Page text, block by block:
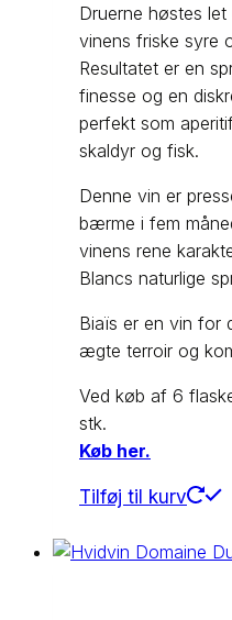
Druerne høstes
vinens friske syre
Resultatet er en
finesse og en
perfekt som
skaldyr og fisk.
Denne vin er
bærme i fem
vinens rene
Blancs naturlige
Biaïs er en vin for
ægte terroir og
Ved køb af 6
stk.
Køb her.
Tilføj til kurv